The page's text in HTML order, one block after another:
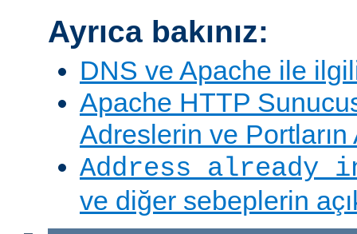
Ayrıca bakınız:
DNS ve Apache ile
Apache HTTP
Adreslerin ve Portların
Address already
ve diğer sebeplerin